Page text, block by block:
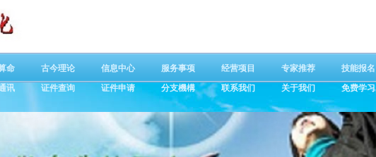
命 古今理论 信息中心 服务事项 经营项目 专家推荐 技能报名
讯 证件查询 证件申请 分支機構 联系我们 关于我们 免费学习